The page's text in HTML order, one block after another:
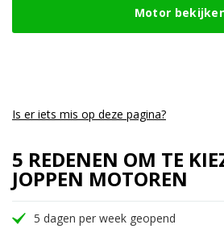
Motor
Is er iets mis op deze pagina?
5 REDENEN OM TE
JOPPEN MOTOREN
5 dagen per week geopend